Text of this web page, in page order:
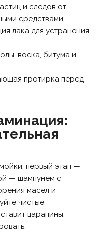
и следов от
средствами.
лака для устранения
воска, битума и
протирка перед
первый этап —
— шампунем с
масел и
чистые
царапины,